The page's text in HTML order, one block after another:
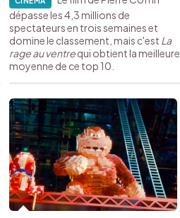
dépasse les 4,3 millions de
spectateurs en trois semaines et
domine le classement, mais c'est La
rage au ventrequi obtient la meilleure
moyenne de ce top 10.